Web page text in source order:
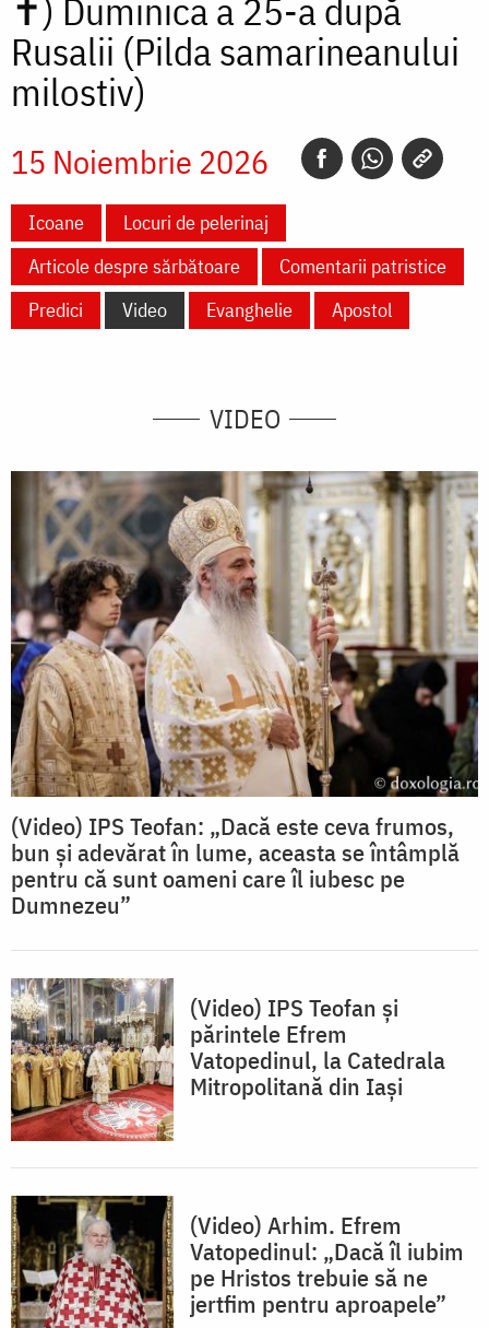
✝) Duminica a 25-a după
Rusalii (Pilda samarineanului
milostiv)
15 Noiembrie 2026
Icoane
Locuri de pelerinaj
Articole despre sărbătoare
Comentarii patristice
Predici
Video Evanghelie Apostol
VIDEO
(Video) IPS Teofan: „Dacă este ceva frumos,
bun și adevărat în lume, aceasta se întâmplă
pentru că sunt oameni care îl iubesc pe
Dumnezeu”
(Video) IPS Teofan și
părintele Efrem
Vatopedinul, la Catedrala
Mitropolitană din Iași
(Video) Arhim. Efrem
Vatopedinul: „Dacă îl iubim
pe Hristos trebuie să ne
jertfim pentru aproapele”